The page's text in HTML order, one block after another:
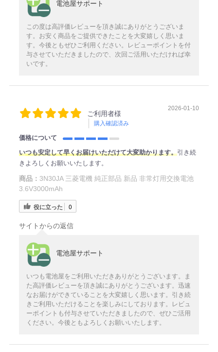
電池屋サポート
この度は高評価レビューを頂き誠にありがとうございま
す。お安く商品をご提供できたことを大変嬉しく思いま
す。今後ともぜひご利用ください。レビューポイントを付
与させていただきましたので、次回ご活用いただければ幸
いです。
ご利用者様
購入確認済み
2026-01-10
価格について
いつも安定して早くお届けいただけて大変助かります。引き続
きよろしくお願いいたします。
商品： 3N30JA 三菱電機 純正部品 新品 非常灯用交換電池
3.6V3000mAh
役に立った 0
サイトからの返信
電池屋サポート
いつも電池屋をご利用いただきありがとうございます。ま
た高評価レビューを頂き誠にありがとうございます。迅速
なお届けができていることを大変嬉しく思います。引き続
きご利用いただけることを楽しみにしております。レビュ
ーポイントも付与させていただきましたので、ぜひご活用
ください。今後ともよろしくお願いいたします。